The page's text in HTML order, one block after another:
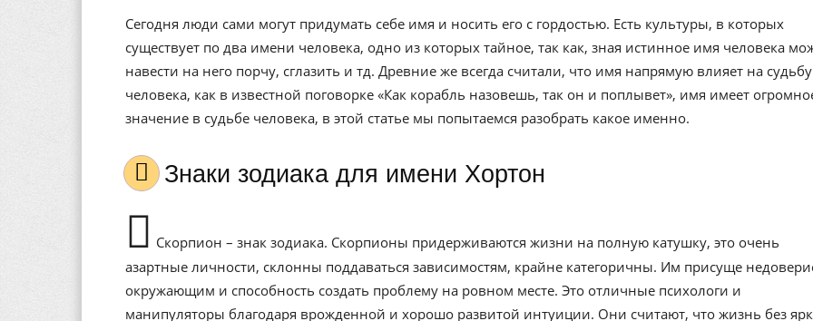
Сегодня люди сами могут придумать себе имя и носить его с гордостью. Есть культуры, в которых
существует по два имени человека, одно из которых тайное, так как, зная истинное имя человека
навести на него порчу, сглазить и тд. Древние же всегда считали, что имя напрямую влияет на судьбу
человека, как в известной поговорке «Как корабль назовешь, так он и поплывет», имя имеет
значение в судьбе человека, в этой статье мы попытаемся разобрать какое именно.
Знаки зодиака для имени Хортон
Скорпион – знак зодиака. Скорпионы придерживаются жизни на полную катушку, это очень
азартные личности, склонны поддаваться зависимостям, крайне категоричны. Им присуще
окружающим и способность создать проблему на ровном месте. Это отличные психологи и
манипуляторы благодаря врожденной и хорошо развитой интуиции. Они считают, что жизнь без